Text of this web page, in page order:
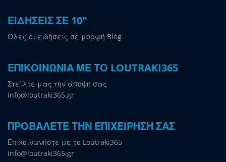
ΕΙΔΗΣΕΙΣ ΣΕ 10"
Όλες οι ειδήσεις σε μορφή Blog
ΕΠΙΚΟΙΝΩΝΙΑ ΜΕ ΤΟ LOUTRAKI365
Στείλτε μας την άποψη σας
info@loutraki365.gr
ΠΡΟΒΑΛΕΤΕ ΤΗΝ ΕΠΙΧΕΙΡΗΣΗ ΣΑΣ
Επικοινωνήστε με το Loutraki365
info@loutraki365.gr